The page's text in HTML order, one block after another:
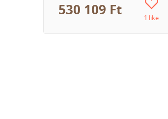
530 109 Ft 1 like